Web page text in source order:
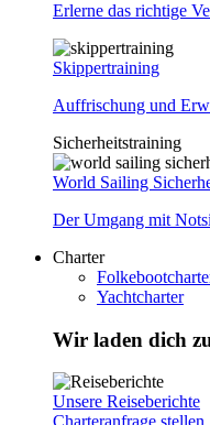
Erlerne das richtige
Skippertraining
Auffrischung und
Sicherheitstraining
World Sailing
Der Umgang mit
Charter
Yachtcharter
Wir laden dich
Unsere Reiseberichte